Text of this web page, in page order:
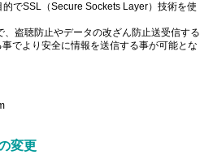
でSSL（Secure Sockets Layer）技術を使
盗聴防止やデータの改ざん防止送受信する
でより安全に情報を送信する事が可能とな
変更